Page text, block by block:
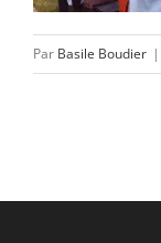
Par Basile Boudier |